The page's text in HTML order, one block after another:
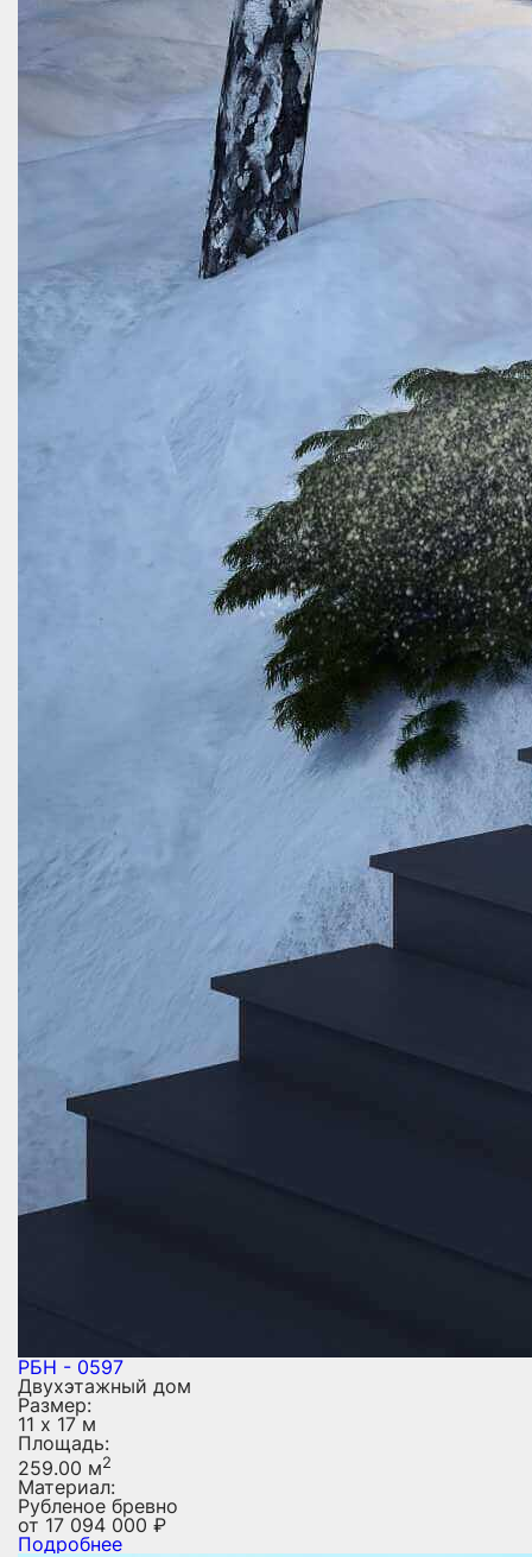
РБН - 0597
Двухэтажный дом
Размер:
11 х 17 м
Площадь:
259.00 м2
Материал:
Рубленое бревно
от 17 094 000 ₽
Подробнее